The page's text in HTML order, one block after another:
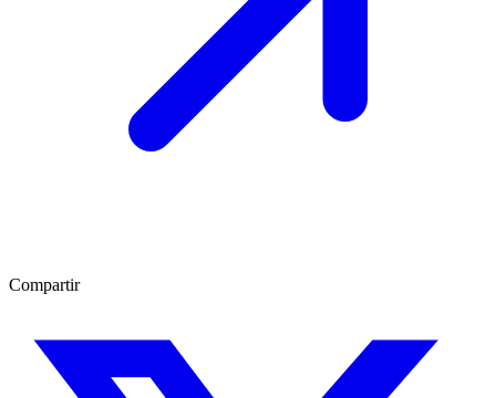
Compartir